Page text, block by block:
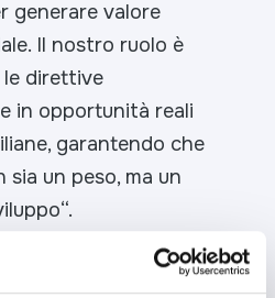
generare valore
Il nostro ruolo è
direttive
in opportunità reali
garantendo che
un peso, ma un
“.
Vice Direttore